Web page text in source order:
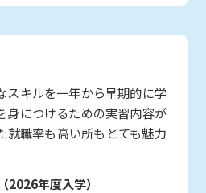
スキルを一年から早期的に学
身につけるための実習内容が
就職率も高い所もとても魅力
（2026年度入学）